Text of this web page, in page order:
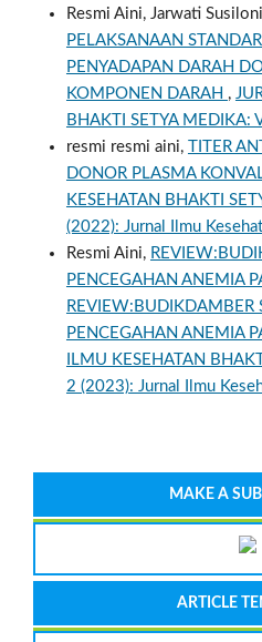
Resmi Aini, Jarwati
PELAKSANAAN
PENYADAPAN DARAH
KOMPONEN DARAH ,
BHAKTI SETYA MEDIKA:
resmi resmi aini,
TITER
DONOR PLASMA
KESEHATAN BHAKTI
(2022): Jurnal Ilmu
Resmi Aini,
PENCEGAHAN ANEMIA
REVIEW:BUDIKDAMBER
PENCEGAHAN ANEMIA
ILMU KESEHATAN
2 (2023): Jurnal Ilmu
MAKE A
ARTICLE